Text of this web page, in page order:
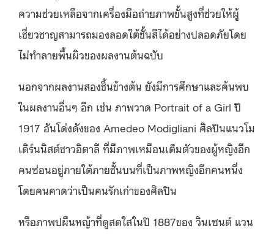
ความช่วยเหลือจากเครื่องมือถ่ายภาพขั้นสูงที่ช่วยให้ผู้
เชี่ยวชาญสามารถมองลอดใต้ชั้นสีได้อย่างปลอดภัยโดย
ไม่ทำลายพื้นผิวของผลงานต้นฉบับ
นอกจากผลงานสองชิ้นข้างต้น ยังมีการศึกษาและค้นพบ
ในผลงานอื่นๆ อีก เช่น ภาพวาด Portrait of a Girl ปี
1917 อันโด่งดังของ Amedeo Modigliani ศิลปินแนวโม
เดิร์นนิสต์ชาวอิตาลี ที่มีภาพเหมือนเต็มตัวของผู้หญิงอีก
คนซ่อนอยู่ภายใต้ภายชั้นบนที่เป็นภาพหญิงอีกคนหนึ่ง
โดยคนคาดว่าเป็นคนรักเก่าของศิลปิน
หรือภาพปผืนหญ้าที่ดูสดใสในปี 1887ของ วินเซนต์ แวน